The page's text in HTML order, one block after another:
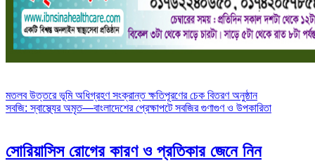
Post
navigation
মতলব উত্তরে ভূমি অধিগ্রহণ সংক্রান্ত ক্ষতিপূরণের চেক বিতরণ অনুষ্ঠান
সবজি: স্বাস্থ্যের অমৃত—বাংলাদেশের প্রেক্ষাপটে সবজির গুণাগুণ ও উপকারিতা
সোরিয়াসিস রোগের কারণ ও প্রতিকার জেনে নিন